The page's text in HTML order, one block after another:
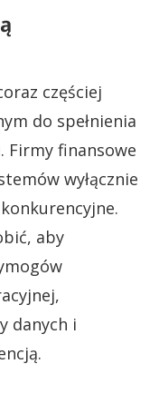
częściej
do spełnienia
Firmy finansowe
wyłącznie
aby
danych i